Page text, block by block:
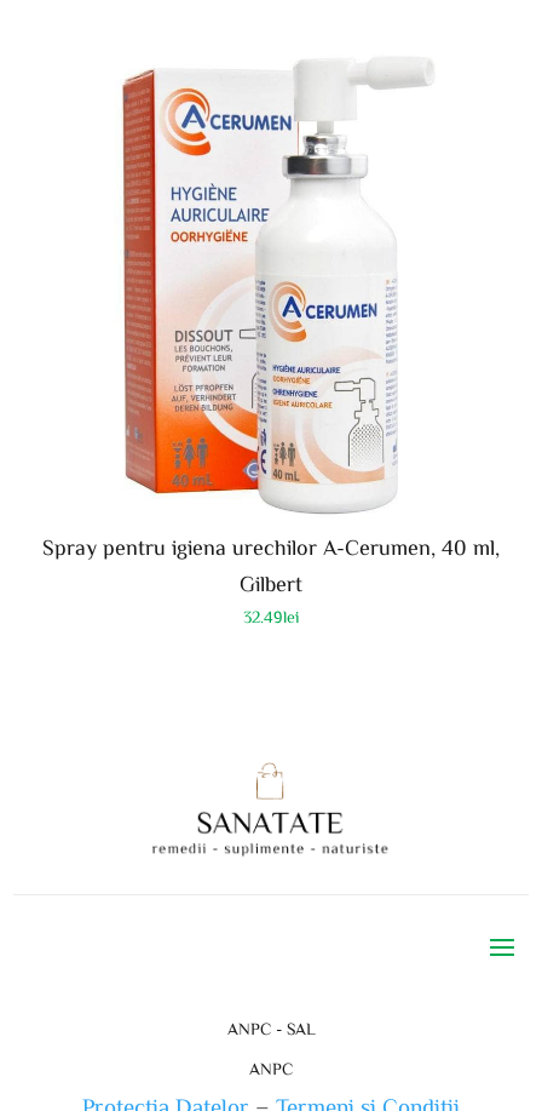
Spray pentru igiena urechilor A-Cerumen, 40 ml,
Gilbert
32.49lei
ANPC - SAL
ANPC
Protectia Datelor – Termeni si Conditii